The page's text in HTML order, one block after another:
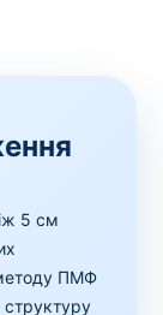
5 см
ПМФ
структуру